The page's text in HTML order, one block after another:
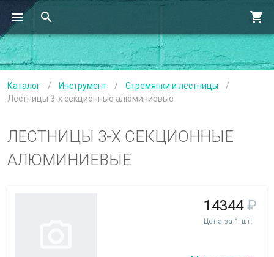
Каталог / Инструмент / Стремянки и лестницы
/
Лестницы 3-х секционные алюминиевые
ЛЕСТНИЦЫ 3-Х СЕКЦИОННЫЕ
АЛЮМИНИЕВЫЕ
14344 ₽
Цена за 1 шт.